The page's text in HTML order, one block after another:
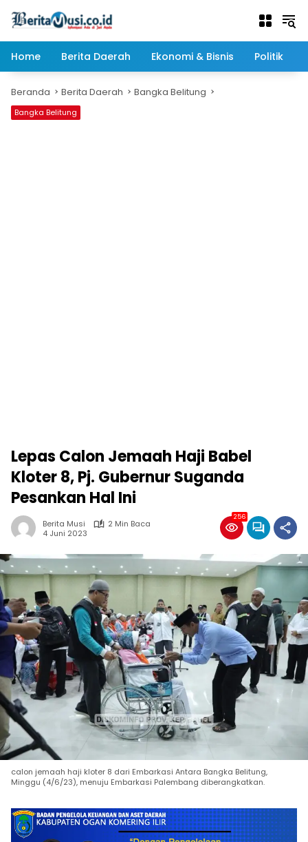
Home
Berita Daerah Ekonomi & Bisnis Politik
Beranda Berita Daerah Bangka Belitung
Bangka Belitung
Lepas Calon Jemaah Haji Babel
Kloter 8, Pj. Gubernur Suganda
Pesankan Hal Ini
Berita Musi
2 Min Baca
4 Juni 2023
256
calon jemaah haji kloter 8 dari Embarkasi Antara Bangka Belitung,
Minggu (4/6/23), menuju Embarkasi Palembang diberangkatkan.